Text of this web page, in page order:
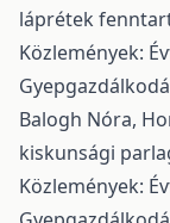
láprétek
Közlemények:
Balogh Nóra,
kiskunsági
Közlemények: